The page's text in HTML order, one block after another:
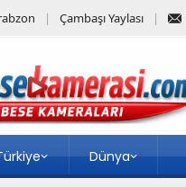
Çambaşı Yaylası
Dünya